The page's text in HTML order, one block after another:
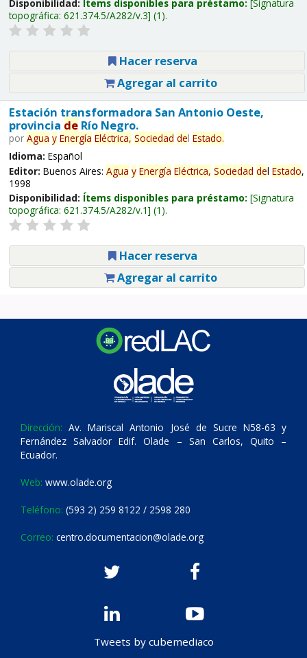
Disponibilidad: Ítems disponibles para préstamo: Signatura
topográfica: 621.374.5/A282/v.3 (1).
Hacer reserva
Agregar al carrito
Estación transformadora San Antonio Oeste,
provincia deRío Negro.
por Agua y Energía Eléctrica, Sociedad del Estado.
Idioma: Español
Editor: Buenos Aires: Agua y Energía Eléctrica, Sociedad del Estado,
1998
Disponibilidad: Ítems disponibles para préstamo: Signatura
topográfica: 621.374.5/A282/v.1 (1).
Hacer reserva
Agregar al carrito
Dirección: Av. Mariscal Antonio José de Sucre N58-63 y
Fernández Salvador Edif. Olade – San Carlos, Quito –
Ecuador.
Web: www.olade.org
Teléfono: (593 2) 259 8122 / 2598 280
Correo: centro.documentacion@olade.org
Tweets by cubemediaco